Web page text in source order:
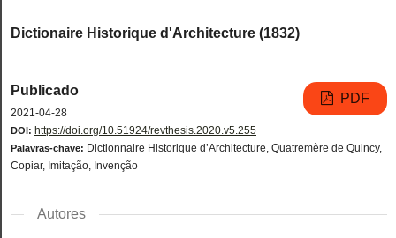
Dictionaire Historique d'Architecture (1832)
Publicado
2021-04-28
PDF
DOI: https://doi.org/10.51924/revthesis.2020.v5.255
Palavras-chave: Dictionnaire Historique d’Architecture, Quatremère de Quincy,
Copiar, Imitação, Invenção
Autores